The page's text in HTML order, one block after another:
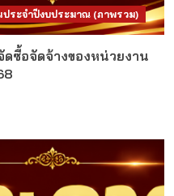
ประจำปีงบประมาณ (ภาพรวม)
ดซื้อจัดจ้างของหน่วยงาน